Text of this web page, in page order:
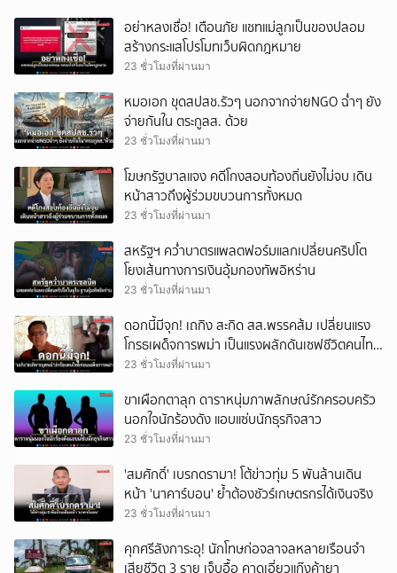
อย่าหลงเชื่อ! เตือนภัย แชทแม่ลูกเป็นของปลอม
สร้างกระแสโปรโมทเว็บผิดกฎหมาย
23 ชั่วโมงที่ผ่านมา
หมอเอก ขุดสปสช.รัวๆ นอกจากจ่ายNGO ฉ่ำๆ ยัง
จ่ายกันใน ตระกูลส. ด้วย
23 ชั่วโมงที่ผ่านมา
โฆษกรัฐบาลแจง คดีโกงสอบท้องถิ่นยังไม่จบ เดิน
หน้าสาวถึงผู้ร่วมขบวนการทั้งหมด
23 ชั่วโมงที่ผ่านมา
สหรัฐฯ คว่ำบาตรแพลตฟอร์มแลกเปลี่ยนคริปโต
โยงเส้นทางการเงินอุ้มกองทัพอิหร่าน
23 ชั่วโมงที่ผ่านมา
ดอกนี้มีจุก! เถกิง สะกิด สส.พรรคส้ม เปลี่ยนแรง
โกรธเผด็จการพม่า เป็นแรงผลักดันเซฟชีวิตคนไทย
ดีกว่าไหม?
23 ชั่วโมงที่ผ่านมา
ขาเผือกตาลุก ดาราหนุ่มภาพลักษณ์รักครอบครัว
นอกใจนักร้องดัง แอบแซ่บนักธุรกิจสาว
23 ชั่วโมงที่ผ่านมา
'สมศักดิ์' เบรกดรามา! โต้ข่าวทุ่ม 5 พันล้านเดิน
หน้า 'นาคาร์บอน' ย้ำต้องชัวร์เกษตรกรได้เงินจริง
23 ชั่วโมงที่ผ่านมา
คุกศรีลังการะอุ! นักโทษก่อจลาจลหลายเรือนจำ
เสียชีวิต 3 ราย เจ็บอื้อ คาดเอี่ยวแก๊งค้ายา